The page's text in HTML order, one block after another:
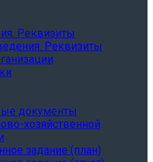
Реквизиты
Реквизиты
документы
хозяйственной
задание (план)